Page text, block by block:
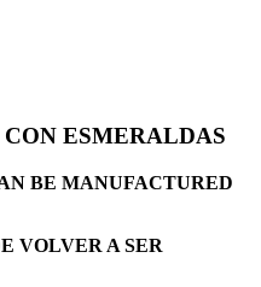
ESMERALDAS
BE MANUFACTURED
VOLVER A SER